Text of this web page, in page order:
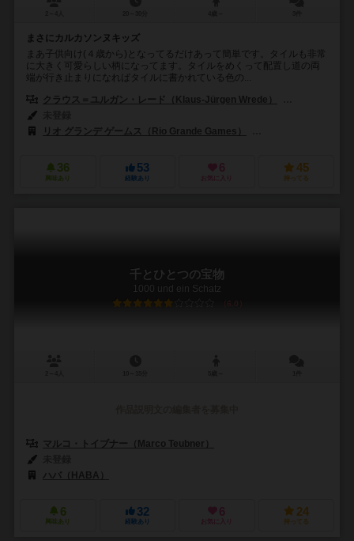
まさにカルカソンヌキッズ
まあ子供向け(４歳から)となってるだけあって簡単です。タイルも非常
に大きく可愛らしい柄になってます。タイルをめくって配置し道の両
端が行き止まりになればタイルに書かれている色の...
クラウス＝ユルガン・レード（Klaus-Jürgen Wrede）
リオ グランデ ゲームス（Rio Grande Games）
36
興味あり
53
経験あり
6
お気に入り
45
持ってる
千とひとつの宝物
1000 und ein Schatz
6.0
マルコ・トイブナー（Marco Teubner）
ハバ（HABA）
6
興味あり
32
経験あり
6
お気に入り
24
持ってる